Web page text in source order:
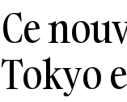
Ce
Tokyo